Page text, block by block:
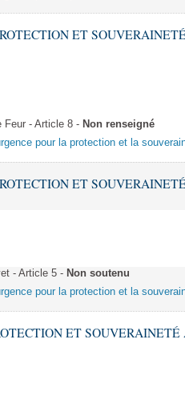
ET
Feur - Article 8 - Non renseigné
pour la protection et la
ET
- Article 5 - Non soutenu
pour la protection et la
ET SOUVERAINETÉ